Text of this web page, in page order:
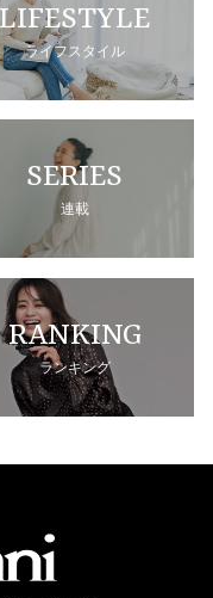
LIFESTYLE
ライフスタイル
SERIES
連載
RANKING
ランキング